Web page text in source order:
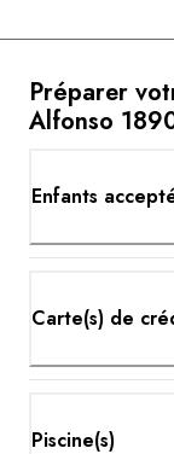
Préparer
Alfonso
Enfants
Carte(s) de
Piscine(s)